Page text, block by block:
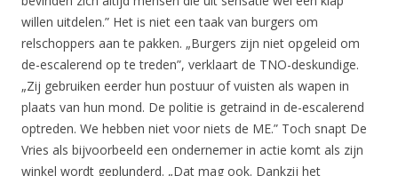
willen uitdelen.” Het is niet een taak van burgers om
relschoppers aan te pakken. „Burgers zijn niet opgeleid om
de-escalerend op te treden”, verklaart de TNO-deskundige.
„Zij gebruiken eerder hun postuur of vuisten als wapen in
plaats van hun mond. De politie is getraind in de-escalerend
optreden. We hebben niet voor niets de ME.” Toch snapt De
Vries als bijvoorbeeld een ondernemer in actie komt als zijn
winkel wordt geplunderd. „Dat mag ook. Dankzij het